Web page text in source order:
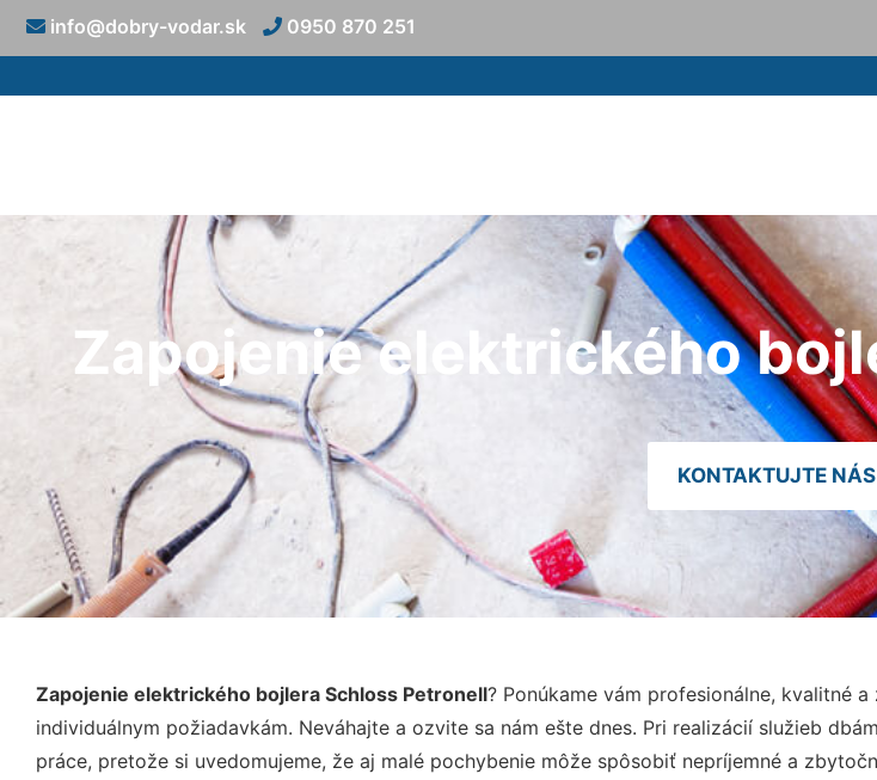
info@dobry-vodar.sk 0950 870 251
Zapojenie elektrického
KONTAKTUJTE NÁS
Zapojenie elektrického bojlera Schloss Petronell? Ponúkame vám profesionálne, kvalitné
individuálnym požiadavkám. Neváhajte a ozvite sa nám ešte dnes. Pri realizácií služieb
práce, pretože si uvedomujeme, že aj malé pochybenie môže spôsobiť nepríjemné a